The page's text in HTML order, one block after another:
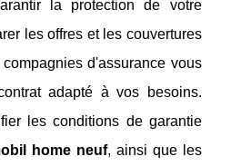
la protection de votre
les offres et les couvertures
d'assurance vous
adapté à vos besoins.
les conditions de garantie
home neuf, ainsi que les